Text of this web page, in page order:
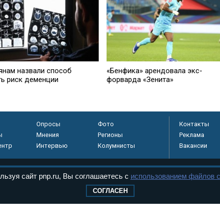
назвали способ
риск деменции
«Бенфика» арендовала экс-
форварда «Зенита»
Опросы
Фото
Мнения
Регионы
Интервью Колумнисты
Контакты
Реклама
Вакансии
сайт pnp.ru, Вы соглашаетесь с использованием файлов
СОГЛАСЕН